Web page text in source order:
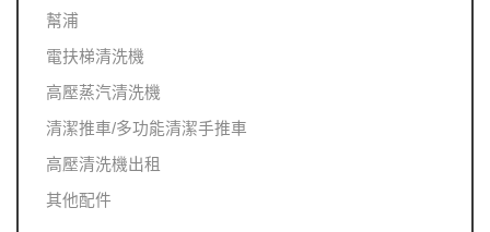
幫浦
電扶梯清洗機
高壓蒸汽清洗機
清潔推車/多功能清潔手推車
高壓清洗機出租
其他配件